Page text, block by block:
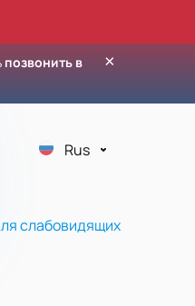
позвонить в
×
Rus
слабовидящих